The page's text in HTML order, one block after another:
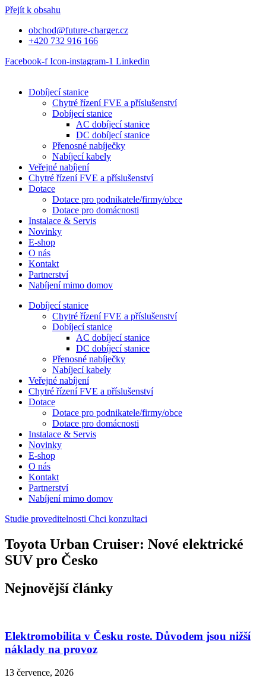
Přejít k obsahu
obchod@future-charger.cz
+420 732 916 166
Facebook-f Icon-instagram-1 Linkedin
Dobíjecí stanice
Chytré řízení FVE a příslušenství
Dobíjecí stanice
AC dobíjecí stanice
DC dobíjecí stanice
Přenosné nabíječky
Nabíjecí kabely
Veřejné nabíjení
Chytré řízení FVE a příslušenství
Dotace
Dotace pro podnikatele/firmy/obce
Dotace pro domácnosti
Instalace & Servis
Novinky
E-shop
O nás
Kontakt
Partnerství
Nabíjení mimo domov
Dobíjecí stanice
Chytré řízení FVE a příslušenství
Dobíjecí stanice
AC dobíjecí stanice
DC dobíjecí stanice
Přenosné nabíječky
Nabíjecí kabely
Veřejné nabíjení
Chytré řízení FVE a příslušenství
Dotace
Dotace pro podnikatele/firmy/obce
Dotace pro domácnosti
Instalace & Servis
Novinky
E-shop
O nás
Kontakt
Partnerství
Nabíjení mimo domov
Studie proveditelnosti Chci konzultaci
Toyota Urban Cruiser: Nové elektrické
SUV pro Česko
Nejnovější články
Elektromobilita v Česku roste. Důvodem jsou nižší
náklady na provoz
13 července, 2026